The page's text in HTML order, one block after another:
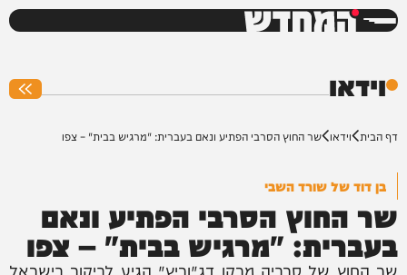
המחדש
וידאו
דף הבית וידאו שר החוץ הסרבי הפתיע ונאם בעברית: "מרגיש בבית" – צפו
בן דוד של שורד השבי
שר החוץ הסרבי הפתיע ונאם
בעברית: "מרגיש בבית" – צפו
שר החוץ של סרביה מרקו דג׳וריץ׳ הגיע לביקור בישראל